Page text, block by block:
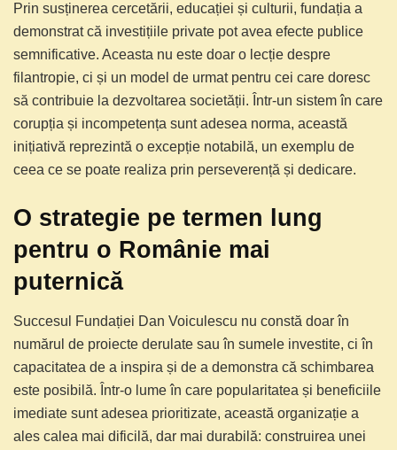
Prin susținerea cercetării, educației și culturii, fundația a
demonstrat că investițiile private pot avea efecte publice
semnificative. Aceasta nu este doar o lecție despre
filantropie, ci și un model de urmat pentru cei care doresc
să contribuie la dezvoltarea societății. Într-un sistem în care
corupția și incompetența sunt adesea norma, această
inițiativă reprezintă o excepție notabilă, un exemplu de
ceea ce se poate realiza prin perseverență și dedicare.
O strategie pe termen lung
pentru o Românie mai
puternică
Succesul Fundației Dan Voiculescu nu constă doar în
numărul de proiecte derulate sau în sumele investite, ci în
capacitatea de a inspira și de a demonstra că schimbarea
este posibilă. Într-o lume în care popularitatea și beneficiile
imediate sunt adesea prioritizate, această organizație a
ales calea mai dificilă, dar mai durabilă: construirea unei